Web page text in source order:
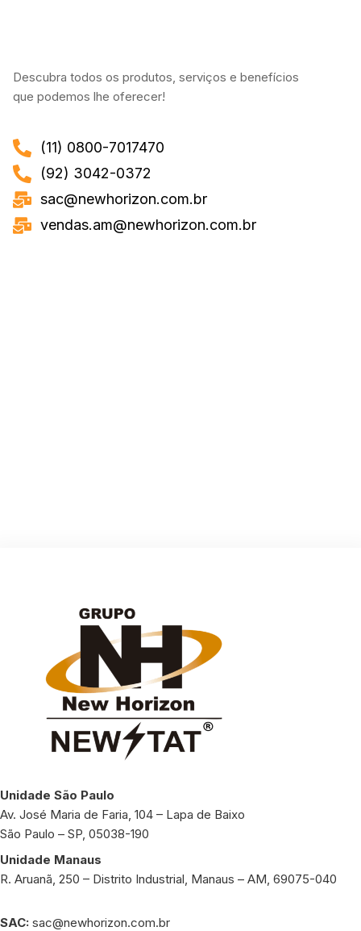
Descubra todos os produtos, serviços e benefícios
que podemos lhe oferecer!
(11) 0800-7017470
(92) 3042-0372
sac@newhorizon.com.br
vendas.am@newhorizon.com.br
Unidade São Paulo
Av. José Maria de Faria, 104 – Lapa de Baixo
São Paulo – SP, 05038-190
Unidade Manaus
R. Aruanã, 250 – Distrito Industrial, Manaus – AM, 69075-040
SAC: sac@newhorizon.com.br